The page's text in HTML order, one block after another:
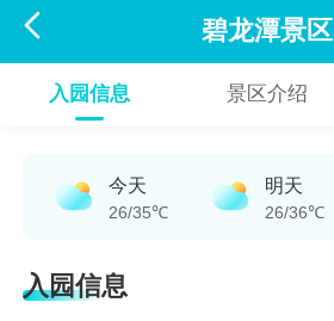
 碧龙潭景区
入园信息 景区介绍
今天
26/35℃
明天
26/36℃
入园信息